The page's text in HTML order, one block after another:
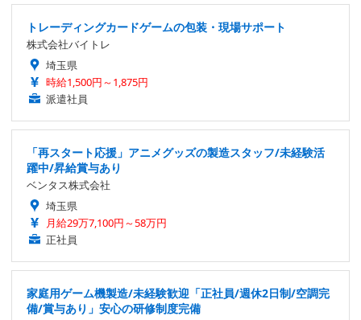
トレーディングカードゲームの包装・現場サポート
株式会社バイトレ
埼玉県
時給1,500円～1,875円
派遣社員
「再スタート応援」アニメグッズの製造スタッフ/未経験活
躍中/昇給賞与あり
ベンタス株式会社
埼玉県
月給29万7,100円～58万円
正社員
家庭用ゲーム機製造/未経験歓迎「正社員/週休2日制/空調完
備/賞与あり」安心の研修制度完備